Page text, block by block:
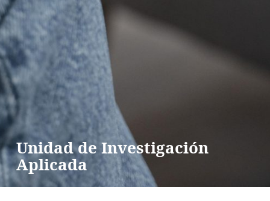
Unidad de Investigación
Aplicada